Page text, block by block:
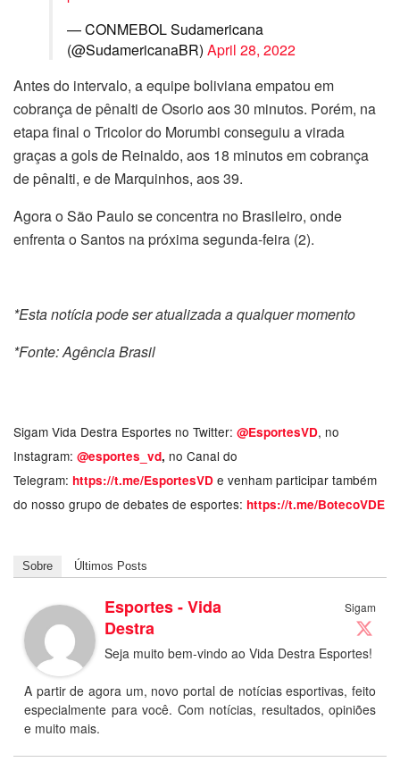
— CONMEBOL Sudamericana
(@SudamericanaBR) April 28, 2022
Antes do intervalo, a equipe boliviana empatou em
cobrança de pênalti de Osorio aos 30 minutos. Porém, na
etapa final o Tricolor do Morumbi conseguiu a virada
graças a gols de Reinaldo, aos 18 minutos em cobrança
de pênalti, e de Marquinhos, aos 39.
Agora o São Paulo se concentra no Brasileiro, onde
enfrenta o Santos na próxima segunda-feira (2).
*Esta notícia pode ser atualizada a qualquer momento
*Fonte: Agência Brasil
Sigam Vida Destra Esportes no Twitter: @EsportesVD, no
Instagram: @esportes_vd, no Canal do
Telegram: https://t.me/EsportesVD e venham participar também
do nosso grupo de debates de esportes: https://t.me/BotecoVDE
Sobre Últimos Posts
Sigam
Esportes - Vida
Destra
Seja muito bem-vindo ao Vida Destra Esportes!
A partir de agora um, novo portal de notícias esportivas, feito
especialmente para você. Com notícias, resultados, opiniões
e muito mais.